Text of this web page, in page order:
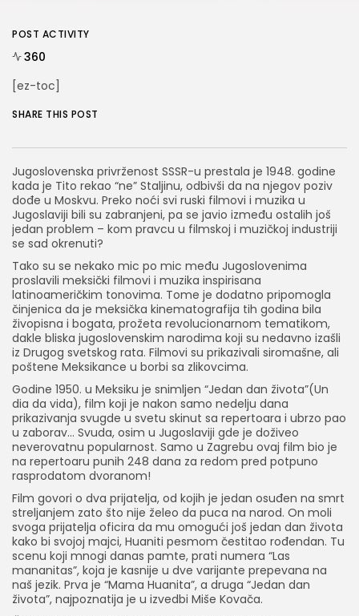
Jugoslovenska privrženost SSSR-u prestala je 1948. godine
kada je Tito rekao “ne” Staljinu, odbivši da na njegov poziv
dođe u Moskvu. Preko noći svi ruski filmovi i muzika u
Jugoslaviji bili su zabranjeni, pa se javio između ostalih još
jedan problem – kom pravcu u filmskoj i muzičkoj industriji
se sad okrenuti?
Tako su se nekako mic po mic među Jugoslovenima
proslavili meksički filmovi i muzika inspirisana
latinoameričkim tonovima. Tome je dodatno pripomogla
činjenica da je meksička kinematografija tih godina bila
živopisna i bogata, prožeta revolucionarnom tematikom,
dakle bliska jugoslovenskim narodima koji su nedavno izašli
iz Drugog svetskog rata. Filmovi su prikazivali siromašne, ali
poštene Meksikance u borbi sa zlikovcima.
Godine 1950. u Meksiku je snimljen “Jedan dan života”(Un
dia da vida), film koji je nakon samo nedelju dana
prikazivanja svugde u svetu skinut sa repertoara i ubrzo pao
u zaborav… Svuda, osim u Jugoslaviji gde je doživeo
neverovatnu popularnost. Samo u Zagrebu ovaj film bio je
na repertoaru punih 248 dana za redom pred potpuno
rasprodatom dvoranom!
Film govori o dva prijatelja, od kojih je jedan osuđen na smrt
streljanjem zato što nije želeo da puca na narod. On moli
svoga prijatelja oficira da mu omogući još jedan dan života
kako bi svojoj majci, Huaniti pesmom čestitao rođendan. Tu
scenu koji mnogi danas pamte, prati numera “Las
mananitas”, koja je kasnije u dve varijante prepevana na
naš jezik. Prva je “Mama Huanita”, a druga “Jedan dan
života”, najpoznatija je u izvedbi Miše Kovača.
POST ACTIVITY
360
[ez-toc]
SHARE THIS POST